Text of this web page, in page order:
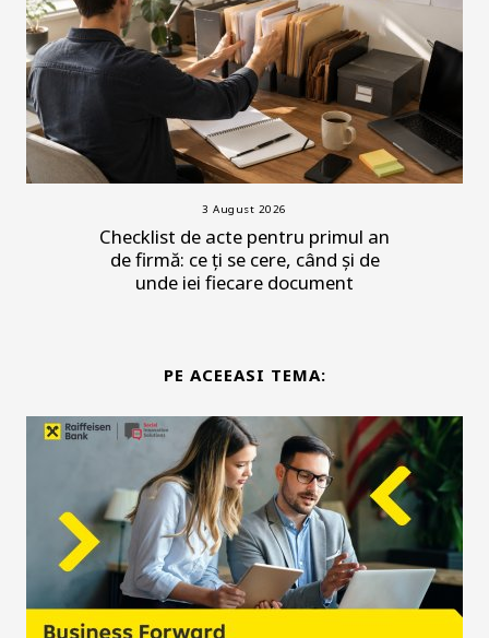
3 August 2026
Checklist de acte pentru primul an
de firmă: ce ți se cere, când și de
unde iei fiecare document
PE ACEEASI TEMA: